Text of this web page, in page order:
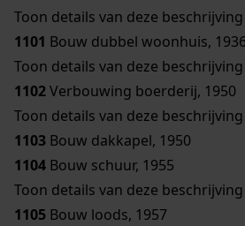
Toon details van deze beschrijving
1101 Bouw dubbel woonhuis, 1936
Toon details van deze beschrijving
1102Verbouwing boerderij, 1950
Toon details van deze beschrijving
1103 Bouw dakkapel, 1950
1104 Bouw schuur, 1955
Toon details van deze beschrijving
1105 Bouw loods, 1957